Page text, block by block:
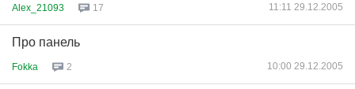
Alex_21093 17 11:11 29.12.2005
Про панель
Fokka 2 10:00 29.12.2005